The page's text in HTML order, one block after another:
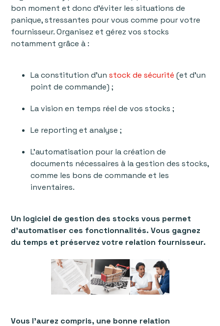
bon moment et donc d’éviter les situations de
panique, stressantes pour vous comme pour votre
fournisseur. Organisez et gérez vos stocks
notamment grâce à :
La constitution d’unstock de sécurité (et d’un
point de commande) ;
La vision en temps réel de vos stocks ;
Le reporting et analyse ;
L’automatisation pour la création de
documents nécessaires à la gestion des stocks,
comme les bons de commande et les
inventaires.
Un logiciel de gestion des stocks vous permet
d’automatiser ces fonctionnalités. Vous gagnez
du temps et préservez votre relation fournisseur.
Vous l’aurez compris, une bonne relation